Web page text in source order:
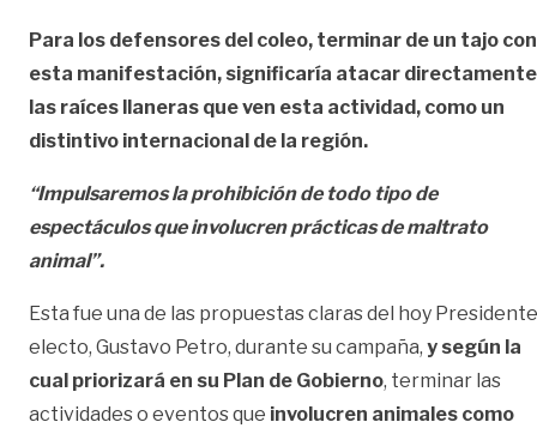
Para los defensores del coleo, terminar de un tajo con
esta manifestación, significaría atacar directamente
las raíces llaneras que ven esta actividad, como un
distintivo internacional de la región.
“Impulsaremos la prohibición de todo tipo de
espectáculos que involucren prácticas de maltrato
animal”.
Esta fue una de las propuestas claras del hoy Presidente
electo, Gustavo Petro, durante su campaña, y según la
cual priorizará en su Plan de Gobierno, terminar las
actividades o eventos que involucren animales como